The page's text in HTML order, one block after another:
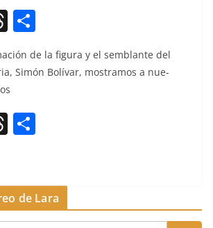
T
h
re
a
d
s
o
m
de la figu­ra y el sem­blante del
Simón Bolí­var, mostramos a nue­
T
a
d
p
ar
de Lara